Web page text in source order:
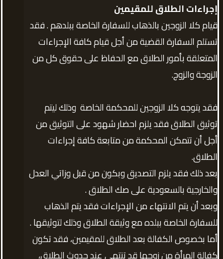
إجراءات الطلاق للمقيمين
قيام كلا الزوجين بالذهاب للسفارة الخاصة ببلدهم . فقد
تستلم السفارة القضية من أجل قيام كافة الإجراءات
المتعلقة بأمور الطلاق مع الحفاظ على حقوق كل من
الزوجة والزوج.
فقد يتوجه كلا الزوجين للمحكمة الخاصة وذلك ليتم
توثيق الطلاق فقد يلزم احضار شهود على التوثيق من
أجل أن تتمكن المحكمة من متابعة كافة إجراءات
الطلاق.
بعد ذلك فقد يلزم التصديق وبكون من قبل وزاتي العدل
والخارجية بالسعودية على صك الطلاق .
وبعد أن يتم الانتهاء من الإجراءات فقد يتم الذهاب
للسفارة الخاصة ببلده مع وثيقة الطلاق وذلك لتوثيقها .
أما بخصوص الكفالة بعد الطلاق للمقيمين، فقد تكون
كفالة المرأة من زوجها قد تنتهي عند حدوث الطلاق،